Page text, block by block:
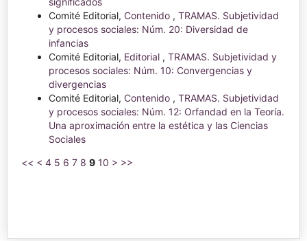
Comité Editorial, Contenido , TRAMAS. Subjetividad
y procesos sociales: Núm. 20: Diversidad de
infancias
Comité Editorial, Editorial , TRAMAS. Subjetividad y
procesos sociales: Núm. 10: Convergencias y
divergencias
Comité Editorial, Contenido , TRAMAS. Subjetividad
y procesos sociales: Núm. 12: Orfandad en la Teoría.
Una aproximación entre la estética y las Ciencias
Sociales
<< < 4 5 6 7 8 9 10 > >>